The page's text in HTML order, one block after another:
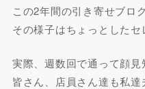
この2年間の引き寄せブロ
その様子はちょっとしたセ
実際、週数回で通って顔
皆さん、店員さん達も私